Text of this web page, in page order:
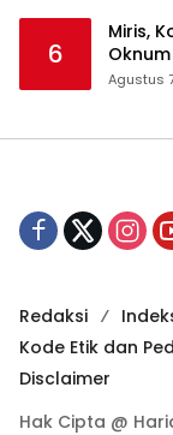
6
Miris,
Agustus
Redaksi
Kode Etik dan
Disclaimer
Hak Cipta @